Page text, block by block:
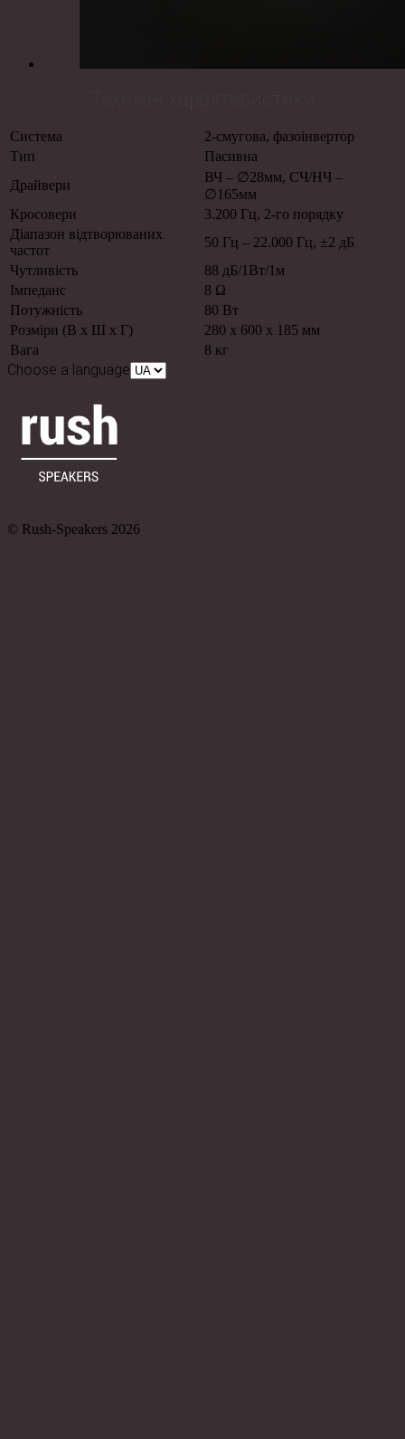
Система
2-смугова, фазоінвертор
Тип
Пасивна
Драйвери
ВЧ – ∅28мм, СЧ/НЧ –
∅165мм
Кросовери
3.200 Гц, 2-го порядку
Діапазон відтворюваних
частот
50 Гц – 22.000 Гц, ±2 дБ
Чутливість
88 дБ/1Вт/1м
Імпеданс
8 Ω
Потужність
80 Вт
Розміри (В х Ш х Г)
280 х 600 х 185 мм
Вага
8 кг
Choose a language
© Rush-Speakers 2026